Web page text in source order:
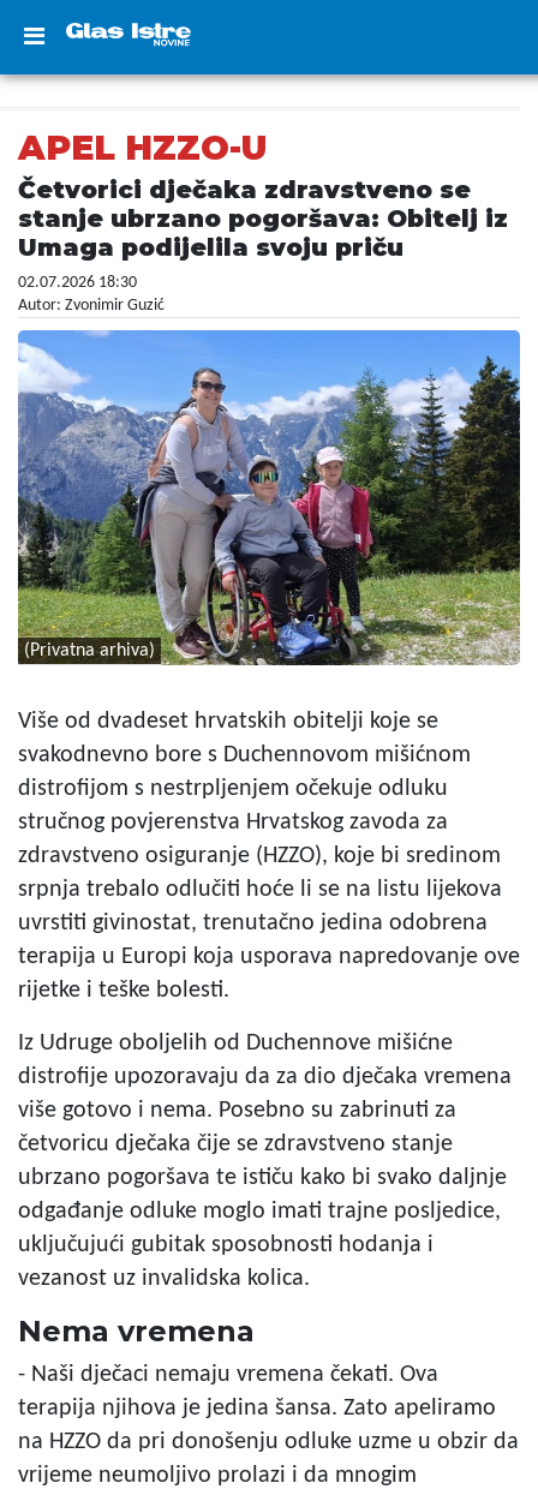
APEL HZZO-U
Četvorici dječaka zdravstveno se
stanje ubrzano pogoršava: Obitelj iz
Umaga podijelila svoju priču
02.07.2026 18:30
Autor: Zvonimir Guzić
(Privatna arhiva)
Više od dvadeset hrvatskih obitelji koje se
svakodnevno bore s Duchennovom mišićnom
distrofijom s nestrpljenjem očekuje odluku
stručnog povjerenstva Hrvatskog zavoda za
zdravstveno osiguranje (HZZO), koje bi sredinom
srpnja trebalo odlučiti hoće li se na listu lijekova
uvrstiti givinostat, trenutačno jedina odobrena
terapija u Europi koja usporava napredovanje ove
rijetke i teške bolesti.
Iz Udruge oboljelih od Duchennove mišićne
distrofije upozoravaju da za dio dječaka vremena
više gotovo i nema. Posebno su zabrinuti za
četvoricu dječaka čije se zdravstveno stanje
ubrzano pogoršava te ističu kako bi svako daljnje
odgađanje odluke moglo imati trajne posljedice,
uključujući gubitak sposobnosti hodanja i
vezanost uz invalidska kolica.
Nema vremena
- Naši dječaci nemaju vremena čekati. Ova
terapija njihova je jedina šansa. Zato apeliramo
na HZZO da pri donošenju odluke uzme u obzir da
vrijeme neumoljivo prolazi i da mnogim